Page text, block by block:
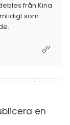
från Kina
som
en